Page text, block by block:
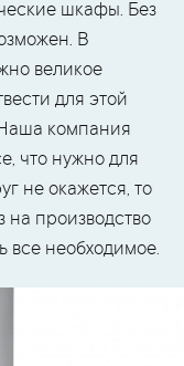
шкафы. Без
В
великое
для этой
компания
что нужно для
не окажется, то
на производство
все необходимое.